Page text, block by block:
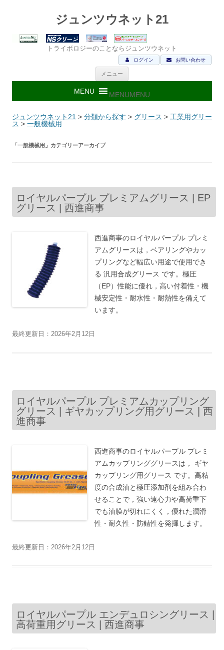
ジュンツウネット21
トライボロジーのことならジュンツウネット
お問い合わせ
ログイン
メニュー
ン
ツ
キ
MENUMENU
ジュンツウネット21 > 分類から探す > グリース > 工業用グリー
ス > 一般機械用
「 一般機械用 」カテゴリーアーカイブ
ロイヤルパープル プレミアムグリース | EP
グリース | 西進商事
西進商事のロイヤルパープル プレミ
アムグリースは，ベアリングやカッ
プリングなど幅広い用途で使用でき
る 汎用合成グリース です。極圧
（EP）性能に優れ，高い付着性・機
械安定性・耐水性・耐熱性を備えて
います。
最終更新日：2026年2月12日
ロイヤルパープル プレミアムカップリング
グリース | ギヤカップリング用グリース | 西
進商事
西進商事のロイヤルパープル プレミ
アムカップリンググリースは， ギヤ
カップリング用グリース です。高粘
度の合成油と極圧添加剤を組み合わ
せることで，強い遠心力や高荷重下
でも油膜が切れにくく，優れた潤滑
性・耐久性・防錆性を発揮します。
最終更新日：2026年2月12日
ロイヤルパープル エンデュロシングリース |
高荷重用グリース | 西進商事